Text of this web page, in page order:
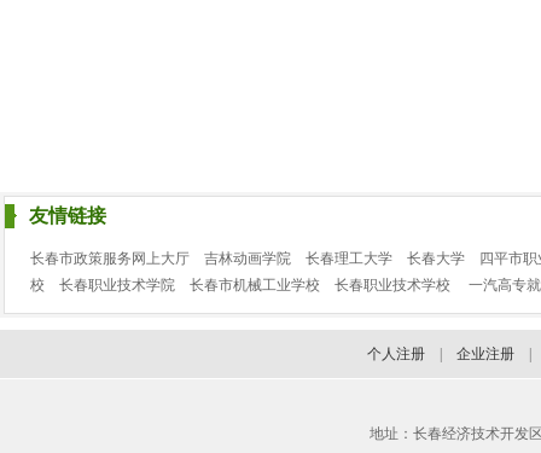
友情链接
长春市政策服务网上大厅 吉林动画学院 长春理工大学 长春大学
四平市
校
长春职业技术学院 长春市机械工业学校 长春职业技术学校 一汽高专
个人注册 企业注册
地址：长春经济技术开发